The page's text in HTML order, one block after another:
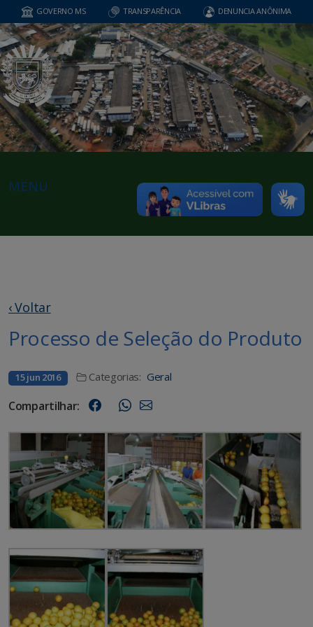
GOVERNO MS TRANSPARÊNCIA DENUNCIA ANÔNIMA
MENU
‹ Voltar
Processo de Seleção do Produto
15 jun 2016 Categorias: Geral
Compartilhar: